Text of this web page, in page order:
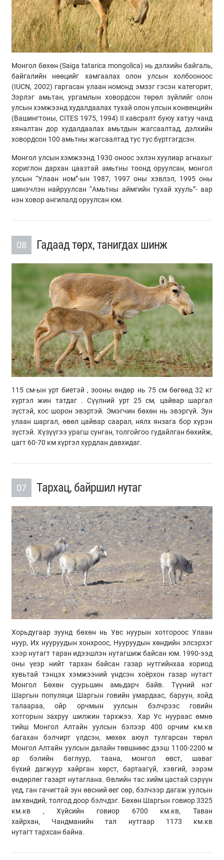
Монгол бөхөн (Saiga tatarica mongolica) нь дэлхийн байгаль,
байгалийн нөөцийг хамгаалах олон улсын холбооноос
(IUCN, 2002) гаргасан улаан номонд эмзэг гэсэн категорит,
Зэрлэг амьтан, ургамлын ховордсон төрөл зүйлийг олон
улсын хэмжээнд худалдаалах тухай олон улсын конвенцийн
(Вашингтоны, CITES 1975, 1994) II хавсралт буюу хатуу чанд
хяналтан дор худалдаалах амьтдын жагсаалтад, дэлхийн
ховордсон 100 амьтны жагсаалтад тус тус бүртгэгдсэн.
Монгол улсын хэмжээнд 1930 оноос эхлэн хуулиар агнахыг
хориглон дархан цаазтай амьтны тоонд оруулсан, монгол
улсын “Улаан ном”-ын 1987, 1997 оны хэвлэл, 1995 оны
шинэчлэн найруулсан “Амьтны аймгийн тухай хууль”- аар
нэн ховор ангилалд оруулсан юм.
08 Гадаад төрх, танигдах шинж
115 см-ын урт биетэй , зооны өндөр нь 75 см бөгөөд 32 кг
хүртэл жин татдаг . Сүүлний урт 25 см, цайвар шаргал
зүстэй, хос шорон эвэртэй. Эмэгчин бөхөн нь эвэргүй. Зун
улаан шаргал, өвөл цайвар саарал, нялх янзага бор хүрэн
зүстэй. Хүзүүгээ урагш сунган, толгойгоо гудайлган бөхийж,
цагт 60-70 км хүртэл хурдлан давхидаг.
07 Тархац, байршил нутаг
Хорьдугаар зуунд бөхөн нь Увс нуурын хотгороос Улаан
нуур, Их нууруудын хонхроос, Нууруудын хөндийн элсэрхэг
хээр нутагт таран идээшлэн нутагшиж байсан юм. 1990-ээд
оны үеэрнийт тархан байсан газар нутгийнхаа хориод
хувьтай тэнцэх хэмжээний үндсэн хоёрхон газар нутагт
Монгол Бөхөн суурьшин амьдарч байв. Түүний нэг
Шаргын популяци Шаргын говийн умардаас, баруун, хойд
талаараа, ойр орчмын уулсын бэлчрээсговийн
хотгорынзахруу шилжин тархжээ. Хар Ус нуураас өмнө
тийш Монгол Алтайн уулсын бэлээр 400 орчим км.кв
багахан бэлчирт үлдсэн, мөхөх аюул тулгарсан төрөл
Монгол Алтайн уулсын далайнтөвшнөөс дээш 1100-2200 м
ар бэлийн баглуур, таана, монгол өвст, шаваг
бүхий дагжуур хайрган хөрст, бартаагүй, хэвгий, ээрэм
өндөрлөг газарт нутаглана. Өвлийн тас хиймцастай сэрүүн
үед, ган гачигтай зун өвснийөег сөр, бэлчээр дагаж уулсын
ам хөндий, толгод доор бэлчдэг. Бөхөн Шаргын говиор 3325
км.кв , Хүйсийн говиор 6700 км.кв, Таван
хайрхан, Чандманийн тал нутгаар 1173 км.кв
нутагттархсан байна.